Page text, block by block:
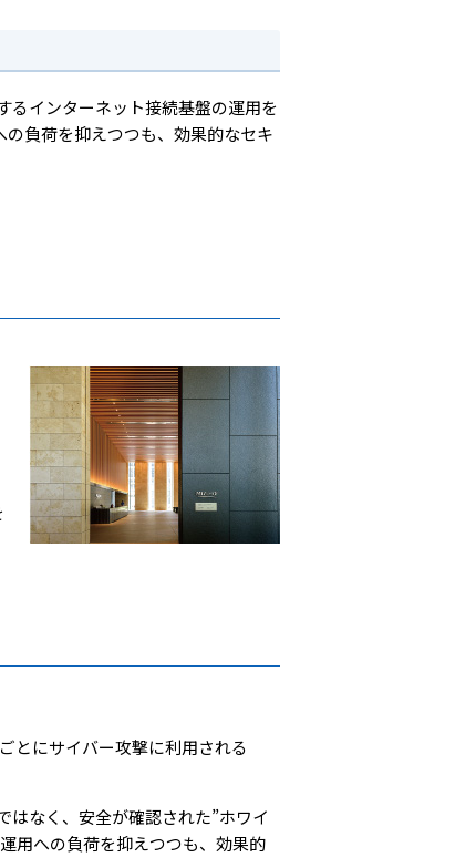
るインターネット接続基盤の運用を
負荷を抑えつつも、効果的なセキ
とにサイバー攻撃に利用される
はなく、安全が確認された”ホワイ
用への負荷を抑えつつも、効果的